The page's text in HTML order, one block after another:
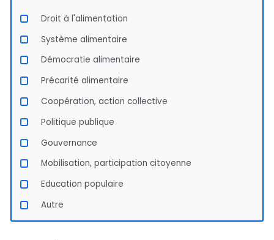
Droit à l'alimentation
Système alimentaire
Démocratie alimentaire
Précarité alimentaire
Coopération, action collective
Politique publique
Gouvernance
Mobilisation, participation citoyenne
Education populaire
Autre